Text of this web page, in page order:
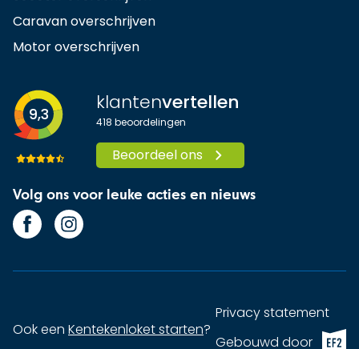
Caravan overschrijven
Motor overschrijven
9,3 klantenvertellen
418 beoordelingen
Beoordeel ons
Volg ons voor leuke acties en nieuws
Ook een Kentekenloket starten?
Privacy statement
Gebouwd doorEF2